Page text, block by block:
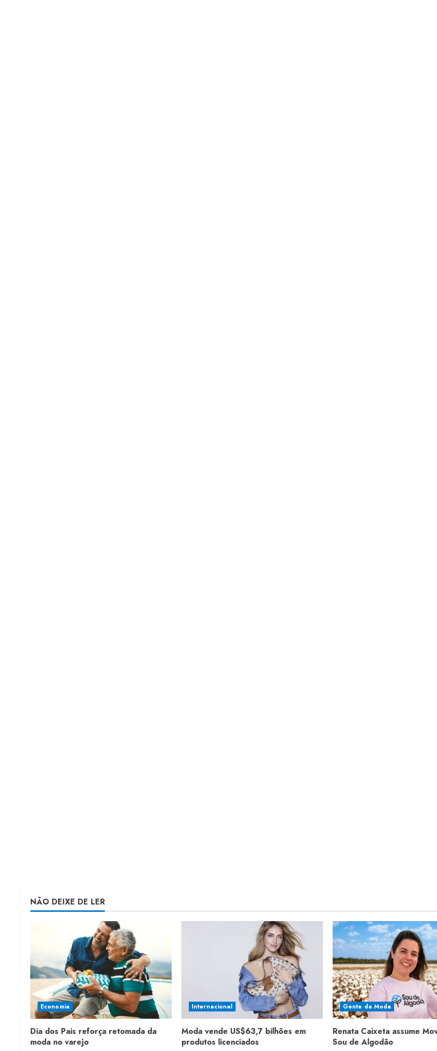
NÃO DEIXE DE LER
Economia
Dia dos Pais reforça retomada da
moda no varejo
Internacional
Moda vende US$63,7 bilhões em
produtos licenciados
Gente da Moda
Renata Caixeta assume
Sou de Algodão